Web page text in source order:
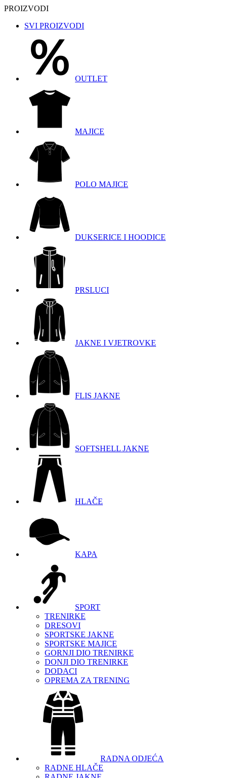
PROIZVODI
SVI PROIZVODI
OUTLET
MAJICE
POLO MAJICE
DUKSERICE I HOODICE
PRSLUCI
JAKNE I VJETROVKE
FLIS JAKNE
SOFTSHELL JAKNE
HLAČE
KAPA
SPORT
TRENIRKE
DRESOVI
SPORTSKE JAKNE
SPORTSKE MAJICE
GORNJI DIO TRENIRKE
DONJI DIO TRENIRKE
DODACI
OPREMA ZA TRENING
RADNA ODJEĆA
RADNE HLAČE